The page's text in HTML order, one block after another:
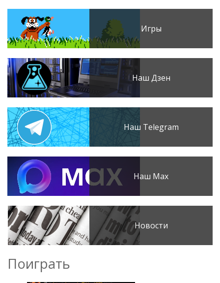
Игры
Наш Дзен
Наш Telegram
Наш Max
Новости
Поиграть